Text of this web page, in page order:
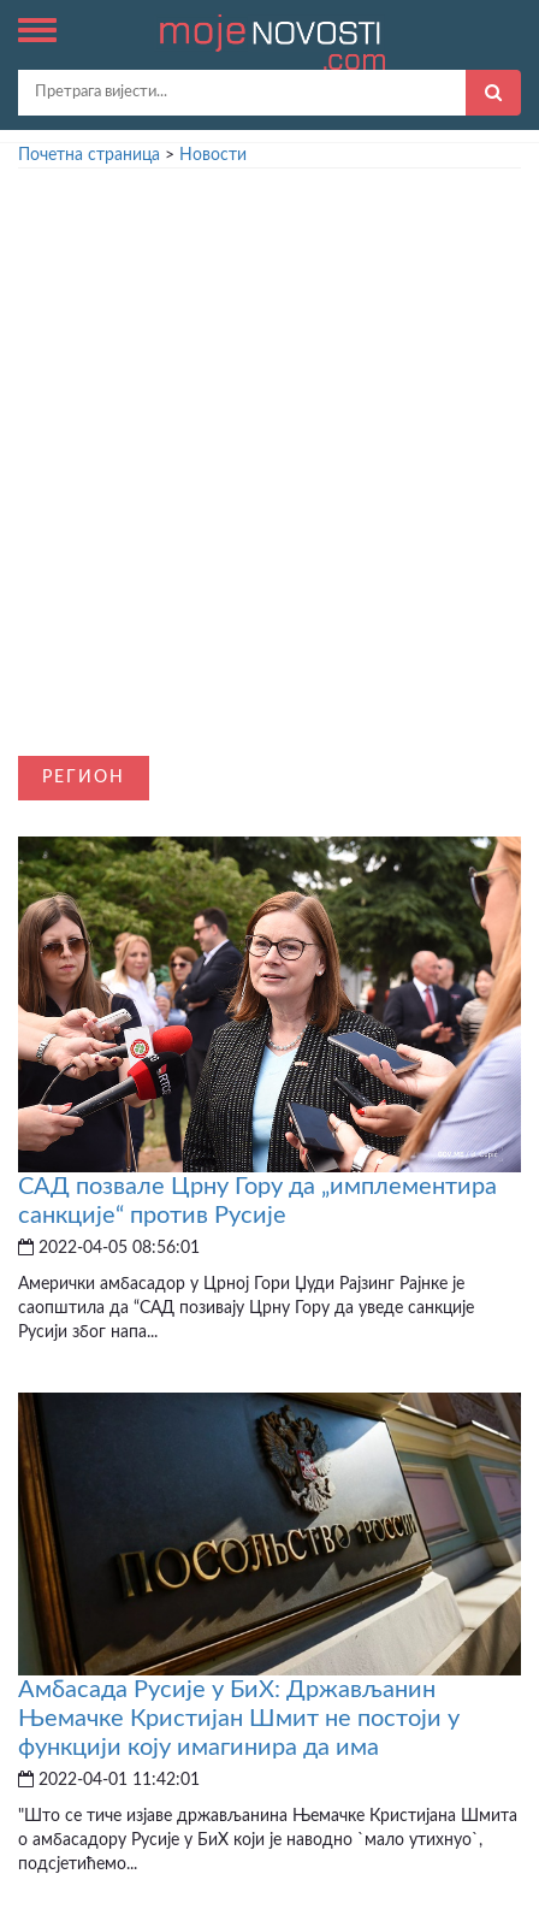
Почетна страница > Новости
РЕГИОН
САД позвале Црну Гору да „имплементира
санкције“ против Русије
2022-04-05 08:56:01
Амерички амбасадор у Црној Гори Џуди Рајзинг Рајнке је
саопштила да “САД позивају Црну Гору да уведе санкције
Русији због напа...
Амбасада Русије у БиХ: Држављанин
Њемачке Кристијан Шмит не постоји у
функцији коју имагинира да има
2022-04-01 11:42:01
"Што се тиче изјаве држављанина Њемачке Кристијана Шмита
о амбасадору Русије у БиХ који је наводно `мало утихнуо`,
подсјетићемо...